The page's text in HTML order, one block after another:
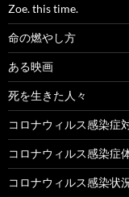
Zoe. this time.
命の燃やし方
ある映画
死を生きた人々
コロナウィルス感染症
コロナウィルス感染症
コロナウィルス感染状